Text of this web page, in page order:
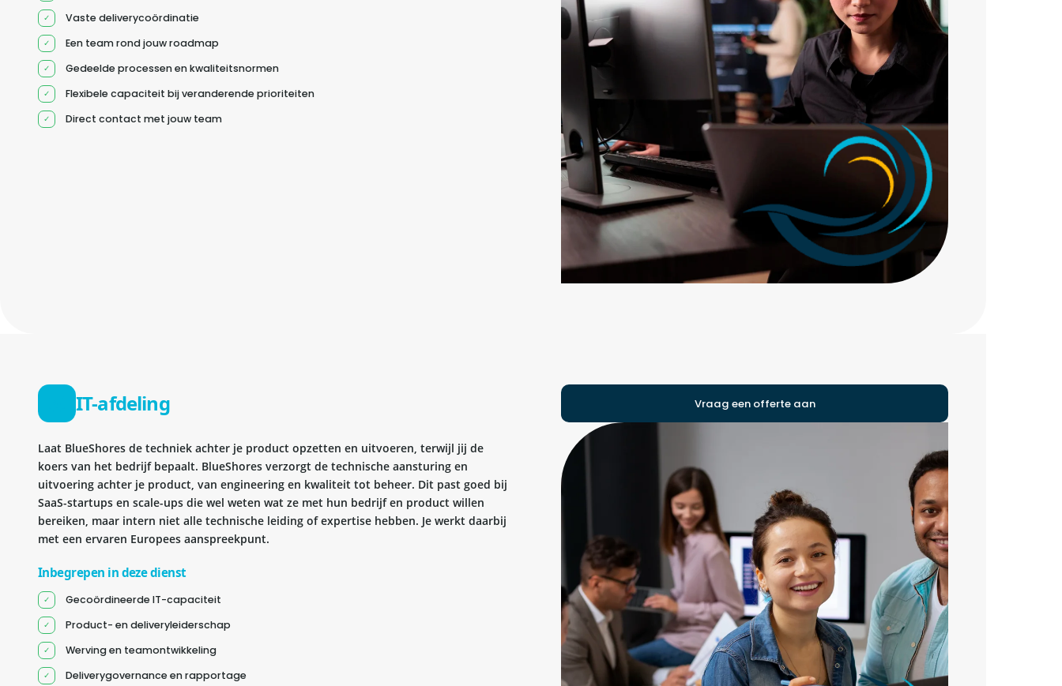
Vaste deliverycoördinatie
Een team rond jouw roadmap
Gedeelde processen en kwaliteitsnormen
Flexibele capaciteit bij veranderende prioriteiten
Direct contact met jouw team
IT-afdeling
Laat BlueShores de techniek achter je product opzetten en uitvoeren, terwijl jij de
koers van het bedrijf bepaalt. BlueShores verzorgt de technische aansturing en
uitvoering achter je product, van engineering en kwaliteit tot beheer. Dit past goed bij
SaaS-startups en scale-ups die wel weten wat ze met hun bedrijf en product willen
bereiken, maar intern niet alle technische leiding of expertise hebben. Je werkt daarbij
met een ervaren Europees aanspreekpunt.
Inbegrepen in deze dienst
Gecoördineerde IT-capaciteit
Product- en deliveryleiderschap
Werving en teamontwikkeling
Deliverygovernance en rapportage
Vraag een offerte aan